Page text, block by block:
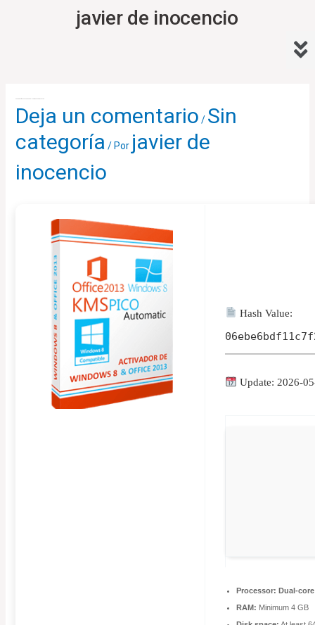
javier de inocencio
Deja un comentario / Sin
categoría / Por javier de
inocencio
Hash Value:
Update: 2026-
Processor: Dual-
RAM: Minimum 4 GB
entradas